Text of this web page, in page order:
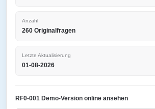
Anzahl
260 Originalfragen
Letzte Aktualisierung
01-08-2026
RF0-001 Demo-Version online ansehen